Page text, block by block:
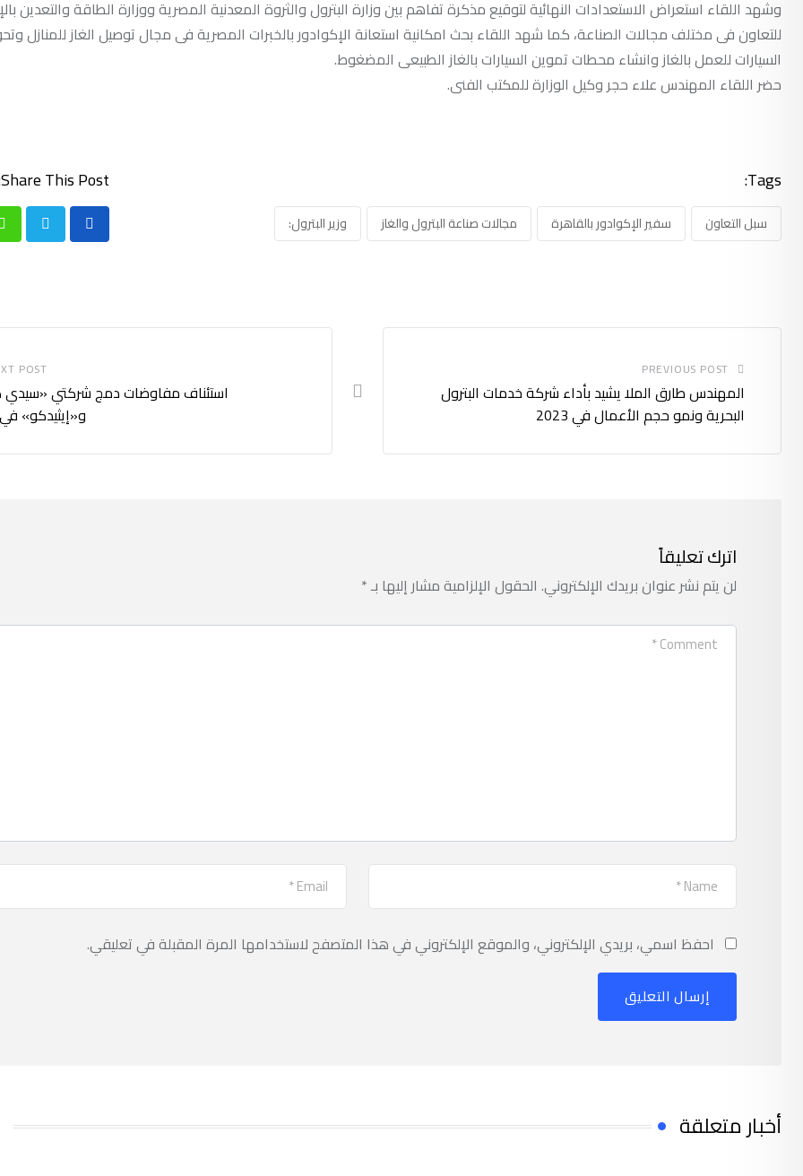
وشهد اللقاء استعراض الاستعدادات النهائية لتوقيع مذكرة تفاهم بين وزارة البترول والثروة المعدنية المصرية ووزارة الطاقة والتعدين
للتعاون فى مختلف مجالات الصناعة، كما شهد اللقاء بحث امكانية استعانة الإكوادور بالخبرات المصرية فى مجال توصيل الغاز للمنازل
السيارات للعمل بالغاز وانشاء محطات تموين السيارات بالغاز الطبيعى المضغوط.
حضر اللقاء المهندس علاء حجر وكيل الوزارة للمكتب الفنى.
Tags:
سبل التعاون سفير الإكوادور بالقاهرة مجالات صناعة البترول والغاز وزير البترول:
Share This Post:
PREVIOUS POST
المهندس طارق الملا يشيد بأداء شركة خدمات البترول
البحرية ونمو حجم الأعمال في 2023
POST
استئناف مفاوضات دمج شركتي «سيدي
و«إيثيدكو»
اترك تعليقاً
لن يتم نشر عنوان بريدك الإلكتروني. الحقول الإلزامية مشار إليها بـ*
احفظ اسمي، بريدي الإلكتروني، والموقع الإلكتروني في هذا المتصفح لاستخدامها المرة المقبلة في تعليقي.
أخبار متعلقة